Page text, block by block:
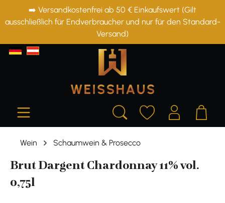
springen
➡️ Versandkostenfrei ab 50 € Einkaufswert (Gilt
ausschließlich für Endverbraucher und nur für den Standard-
Versand)
Wein Schaumwein & Prosecco
Brut Dargent Chardonnay 11% vol.
0,75l